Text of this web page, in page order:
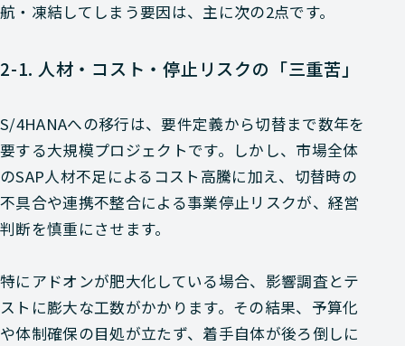
航・凍結してしまう要因は、主に次の2点です。
2-1. 人材・コスト・停止リスクの「三重苦」
S/4HANAへの移行は、要件定義から切替まで数年を
要する大規模プロジェクトです。しかし、市場全体
のSAP人材不足によるコスト高騰に加え、切替時の
不具合や連携不整合による事業停止リスクが、経営
判断を慎重にさせます。
特にアドオンが肥大化している場合、影響調査とテ
ストに膨大な工数がかかります。その結果、予算化
や体制確保の目処が立たず、着手自体が後ろ倒しに